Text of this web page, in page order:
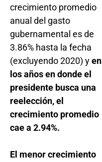
crecimiento promedio
anual del gasto
gubernamental es de
3.86% hasta la fecha
(excluyendo 2020) yen
los años en donde el
presidente busca una
reelección, el
crecimiento promedio
cae a 2.94%.
El menor crecimiento